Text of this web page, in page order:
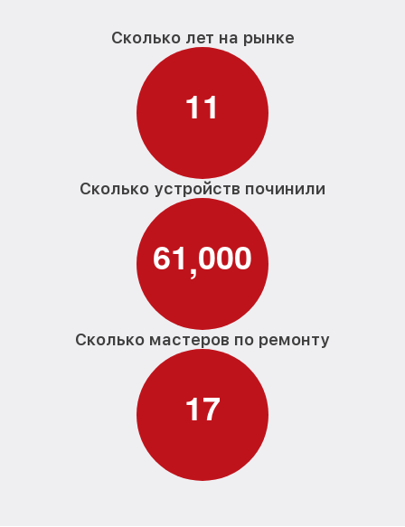
Сколько лет на рынке
11
Сколько устройств починили
61,000
Сколько мастеров по ремонту
17